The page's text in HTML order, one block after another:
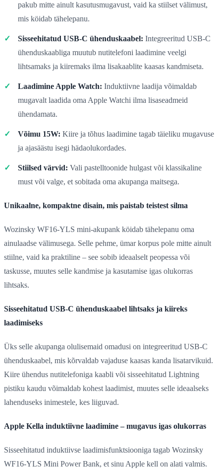
pakub mitte ainult kasutusmugavust, vaid ka stiilset välimust,
mis köidab tähelepanu.
Sisseehitatud USB-C ühenduskaabel: Integreeritud USB-C
ühenduskaabliga muutub nutitelefoni laadimine veelgi
lihtsamaks ja kiiremaks ilma lisakaablite kaasas kandmiseta.
Laadimine Apple Watch: Induktiivne laadija võimaldab
mugavalt laadida oma Apple Watchi ilma lisaseadmeid
ühendamata.
Võimu 15W: Kiire ja tõhus laadimine tagab täieliku mugavuse
ja ajasäästu isegi hädaolukordades.
Stiilsed värvid: Vali pastelltoonide hulgast või klassikaline
must või valge, et sobitada oma akupanga maitsega.
Unikaalne, kompaktne disain, mis paistab teistest silma
Wozinsky WF16-YLS mini-akupank köidab tähelepanu oma
ainulaadse välimusega. Selle pehme, ümar korpus pole mitte ainult
stiilne, vaid ka praktiline – see sobib ideaalselt peopessa või
taskusse, muutes selle kandmise ja kasutamise igas olukorras
lihtsaks.
Sisseehitatud USB-C ühenduskaabel lihtsaks ja kiireks
laadimiseks
Üks selle akupanga olulisemaid omadusi on integreeritud USB-C
ühenduskaabel, mis kõrvaldab vajaduse kaasas kanda lisatarvikuid.
Kiire ühendus nutitelefoniga kaabli või sisseehitatud Lightning
pistiku kaudu võimaldab kohest laadimist, muutes selle ideaalseks
lahenduseks inimestele, kes liiguvad.
Apple Kella induktiivne laadimine – mugavus igas olukorras
Sisseehitatud induktiivse laadimisfunktsiooniga tagab Wozinsky
WF16-YLS Mini Power Bank, et sinu Apple kell on alati valmis.